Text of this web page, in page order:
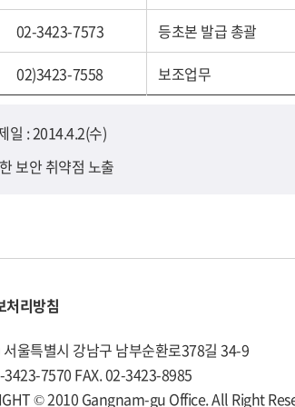
02-3423-7573
등초본 발급 총괄
02)3423-7558 보조업무
일 : 2014.4.2(수)
보안 취약점 노출
처리방침
울특별시 강남구 남부순환로378길 34-9
3423-7570 FAX. 02-3423-8985
© 2010 Gangnam-gu Office. All Right